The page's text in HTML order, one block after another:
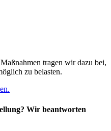
tragen wir dazu bei,
zu belasten.
Wir beantworten